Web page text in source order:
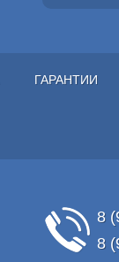
ГАРАНТИИ
8
8